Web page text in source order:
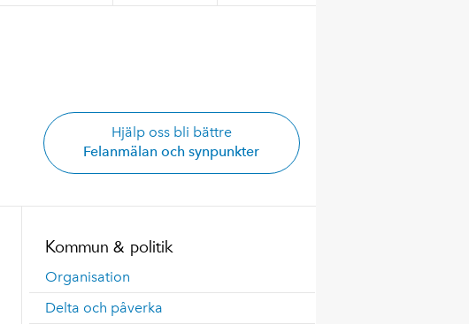
Hjälp oss bli bättre
Felanmälan och synpunkter
Kommun & politik
Organisation
Delta och påverka